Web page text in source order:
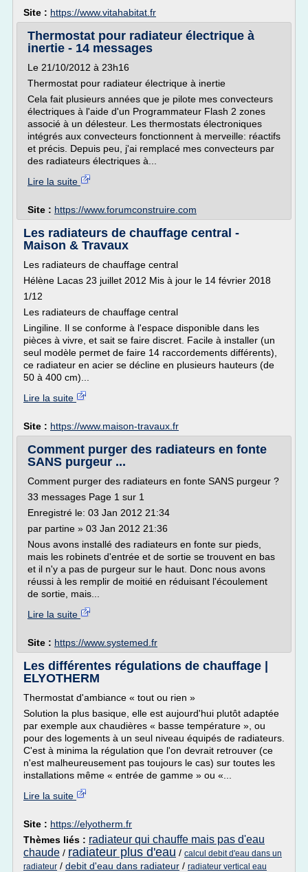
Site : https://www.vitahabitat.fr
Thermostat pour radiateur électrique à
inertie - 14 messages
Le 21/10/2012 à 23h16
Thermostat pour radiateur électrique à inertie
Cela fait plusieurs années que je pilote mes convecteurs
électriques à l'aide d'un Programmateur Flash 2 zones
associé à un délesteur. Les thermostats électroniques
intégrés aux convecteurs fonctionnent à merveille: réactifs
et précis. Depuis peu, j'ai remplacé mes convecteurs par
des radiateurs électriques à...
Lire la suite
Site : https://www.forumconstruire.com
Les radiateurs de chauffage central -
Maison & Travaux
Les radiateurs de chauffage central
Hélène Lacas 23 juillet 2012 Mis à jour le 14 février 2018
1/12
Les radiateurs de chauffage central
Lingiline. Il se conforme à l'espace disponible dans les
pièces à vivre, et sait se faire discret. Facile à installer (un
seul modèle permet de faire 14 raccordements différents),
ce radiateur en acier se décline en plusieurs hauteurs (de
50 à 400 cm)...
Lire la suite
Site : https://www.maison-travaux.fr
Comment purger des radiateurs en fonte
SANS purgeur ...
Comment purger des radiateurs en fonte SANS purgeur ?
33 messages Page 1 sur 1
Enregistré le: 03 Jan 2012 21:34
par partine » 03 Jan 2012 21:36
Nous avons installé des radiateurs en fonte sur pieds,
mais les robinets d'entrée et de sortie se trouvent en bas
et il n'y a pas de purgeur sur le haut. Donc nous avons
réussi à les remplir de moitié en réduisant l'écoulement
de sortie, mais...
Lire la suite
Site : https://www.systemed.fr
Les différentes régulations de chauffage |
ELYOTHERM
Thermostat d'ambiance « tout ou rien »
Solution la plus basique, elle est aujourd'hui plutôt adaptée
par exemple aux chaudières « basse température », ou
pour des logements à un seul niveau équipés de radiateurs.
C'est à minima la régulation que l'on devrait retrouver (ce
n'est malheureusement pas toujours le cas) sur toutes les
installations même « entrée de gamme » ou «...
Lire la suite
Site : https://elyotherm.fr
Thèmes liés : radiateur qui chauffe mais pas d'eau
chaude / radiateur plus d'eau / calcul debit d'eau dans un
radiateur / debit d'eau dans radiateur / radiateur vertical eau